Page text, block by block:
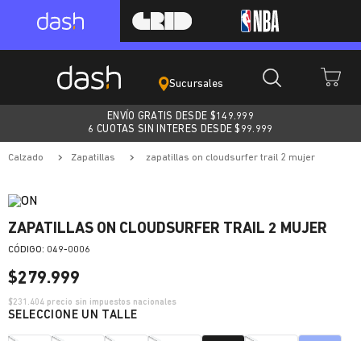
Sucursales
ENVÍO GRATIS DESDE $149.999
6 CUOTAS SIN INTERES DESDE $99.999
calzado zapatillas zapatillas on cloudsurfer trail 2 mujer
ZAPATILLAS ON CLOUDSURFER TRAIL 2 MUJER
: 049-0006
$279.999
$231.404 precio sin impuestos nacionales